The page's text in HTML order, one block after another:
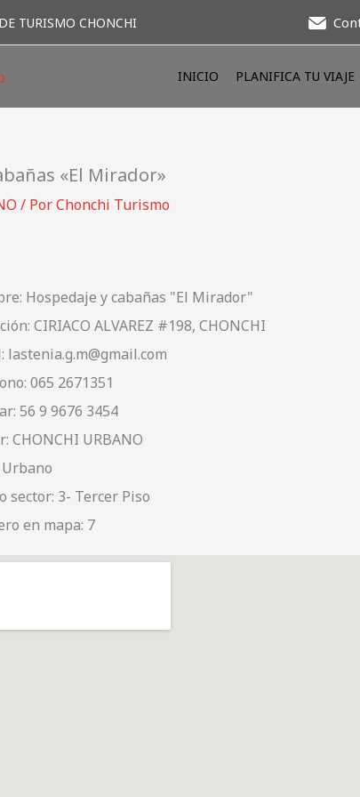
TURISMO CHONCHI
INICIO PLANIFICA TU VIAJE
«El Mirador»
/ PorChonchi Turismo
Hospedaje y cabañas "El Mirador"
CIRIACO ALVAREZ #198, CHONCHI
lastenia.g.m@gmail.com
065 2671351
56 9 9676 3454
CHONCHI URBANO
sector: 3- Tercer Piso
en mapa: 7